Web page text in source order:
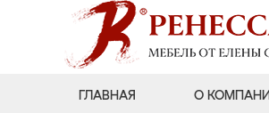
ГЛАВНАЯ О